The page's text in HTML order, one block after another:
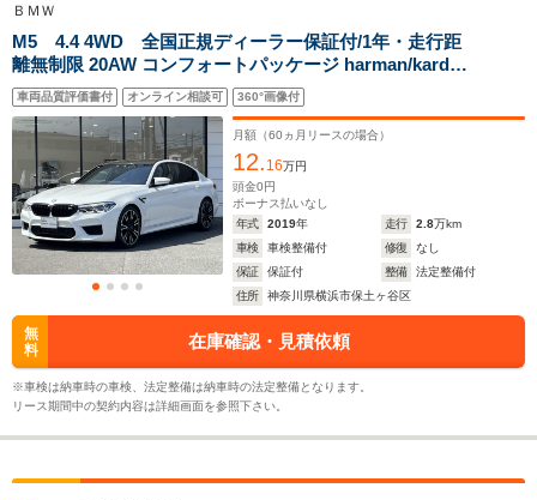
サイズ
WLTCモード
燃費
全幅
1.91m
全長
4.97m～5m
ホイールベース
-m
└市街地:5.6km/L
└郊外:9.3km/L
└高速道路:11.0km/L
全幅
1.9m
-
8.8km/L
5.7km/L
└高速道
ＢＭＷ
M5 4.4 4WD 全国正規ディーラー保証付/1年・走行距
離無制限 20AW コンフォートパッケージ harman/kardon
スピーカー セラミックフィニッシュ 前席マッサージ機能
カーボンルーフ アルカンターラ内装 アンビエントエアア
ロマ 禁煙
車両品質評価書付 オンライン相談可 360°画像付
月額（60 ヵ月リースの場合）
12. 16万円
頭金0円
ボーナス払いなし
年式
2019年 走行 2.8万km
車検
車検整備付 修復
なし
保証
保証付 整備
法定整備付
住所
神奈川県横浜市保土ヶ谷区
無
料
在庫確認・見積依頼
※車検は納車時の車検、法定整備は納車時の法定整備となります。
リース期間中の契約内容は詳細画面を参照下さい。